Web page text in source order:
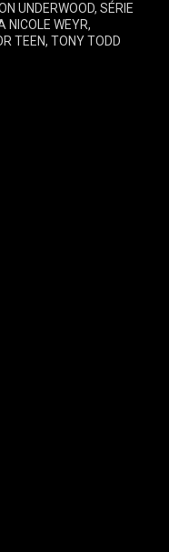
UNDERWOOD, SÉRIE
NICOLE WEYR,
TEEN, TONY TODD